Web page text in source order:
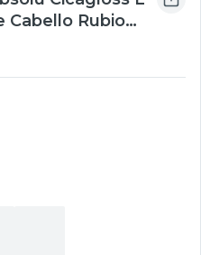
Cabello Rubio